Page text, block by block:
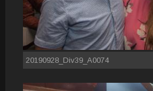
20190928_Div39_A0074